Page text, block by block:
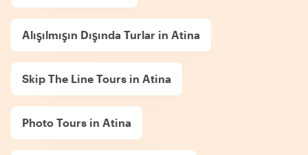
Alışılmışın Dışında Turlar in Atina
Skip The Line Tours in Atina
Photo Tours in Atina